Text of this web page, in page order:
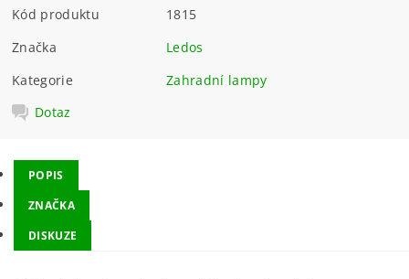
Kód produktu
1815
Značka
Ledos
Kategorie
Zahradní lampy
Dotaz
POPIS
ZNAČKA
DISKUZE